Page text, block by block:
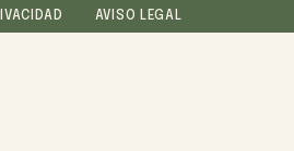
AVISO LEGAL